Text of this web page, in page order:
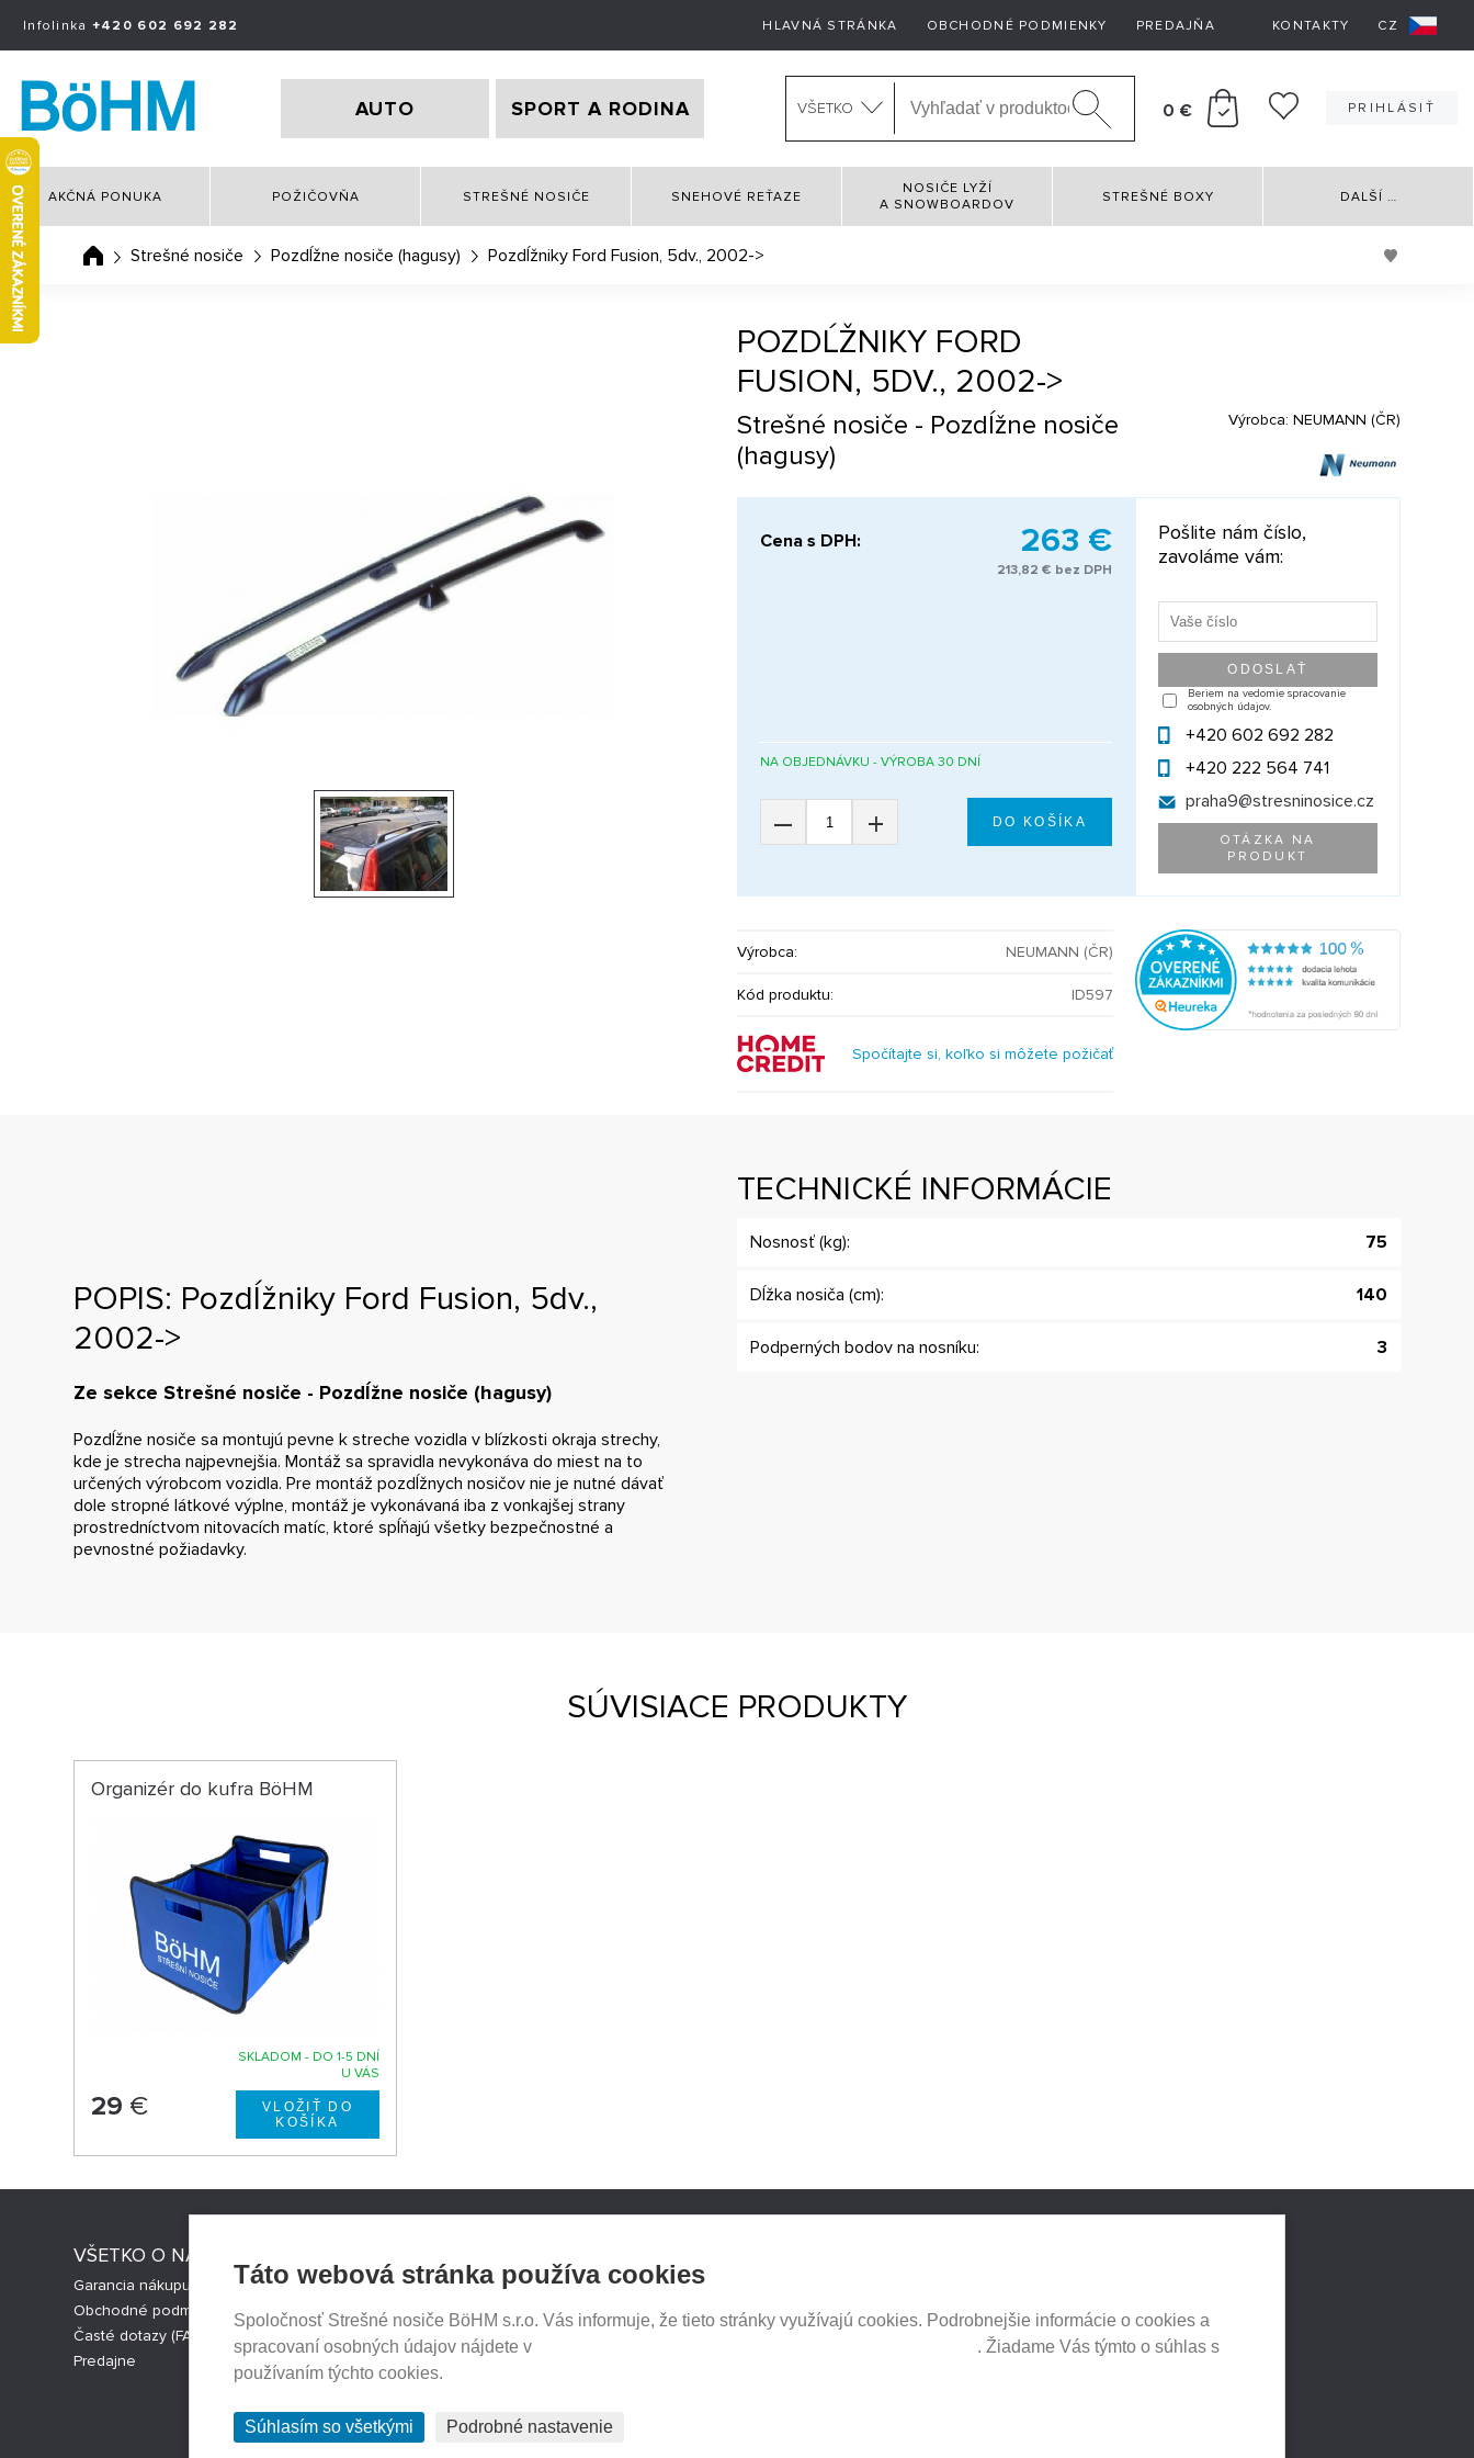
Infolinka +420 602 692 282 HLAVNÁ STRÁNKA OBCHODNÉ PODMIENKY PREDAJŇA KONTAKTY CZ
AUTO SPORT A RODINA VŠETKO 0 € PRIHLÁSIŤ
AKČNÁ PONUKA POŽIČOVŇA STREŠNÉ NOSIČE SNEHOVÉ REŤAZE
NOSIČE LYŽÍ
A SNOWBOARDOV
STREŠNÉ BOXY DALŠÍ …
Strešné nosiče Pozdĺžne nosiče (hagusy) Pozdĺžniky Ford Fusion, 5dv., 2002->
POZDĹŽNIKY FORD
FUSION, 5DV., 2002->
Strešné nosiče - Pozdĺžne nosiče
(hagusy)
Výrobca: NEUMANN (ČR)
Cena s DPH: 263 €
213,82 € bez DPH
NA OBJEDNÁVKU - VÝROBA 30 DNÍ
– +
Pošlite nám číslo,
zavoláme vám:
Beriem na vedomie spracovanie
osobných údajov.
+420 602 692 282
+420 222 564 741
praha9@stresninosice.cz
OTÁZKA NA
PRODUKT
Výrobca: NEUMANN (ČR)
Kód produktu: ID597
Spočítajte si, koľko si môžete požičať
POPIS: Pozdĺžniky Ford Fusion, 5dv.,
2002->
Ze sekce Strešné nosiče - Pozdĺžne nosiče (hagusy)
Pozdĺžne nosiče sa montujú pevne k streche vozidla v blízkosti okraja strechy,
kde je strecha najpevnejšia. Montáž sa spravidla nevykonáva do miest na to
určených výrobcom vozidla. Pre montáž pozdĺžnych nosičov nie je nutné dávať
dole stropné látkové výplne, montáž je vykonávaná iba z vonkajšej strany
prostredníctvom nitovacích matíc, ktoré spĺňajú všetky bezpečnostné a
pevnostné požiadavky.
TECHNICKÉ INFORMÁCIE
Nosnosť (kg): 75
Dĺžka nosiča (cm): 140
Podperných bodov na nosníku: 3
SÚVISIACE PRODUKTY
Organizér do kufra BöHM
SKLADOM - DO 1-5 DNÍ
U VÁS
29 €
VŠETKO O NÁKUPE
Garancia nákupu
Obchodné podmienky
Časté dotazy (FAQ)
Predajne
Strešné nosiče Thule
Česká verze e-shopu
Cookies nastavenia
Táto webová stránka používa cookies
Spoločnosť Strešné nosiče BöHM s.r.o. Vás informuje, že tieto stránky využívajú cookies. Podrobnejšie informácie o cookies a
spracovaní osobných údajov nájdete v
. Žiadame Vás týmto o súhlas s
používaním týchto cookies.
Súhlasím so všetkými Podrobné nastavenie